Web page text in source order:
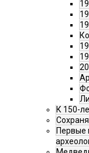
К 150-
Первые